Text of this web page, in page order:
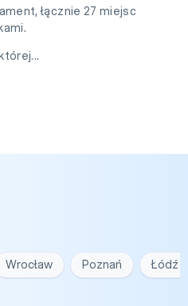
łącznie 27 miejsc
Wrocław Poznań Łódź